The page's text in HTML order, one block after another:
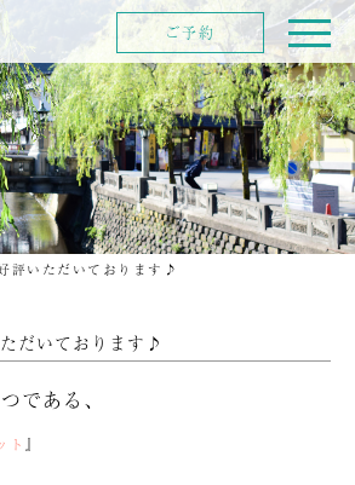
評いただいております♪
だいております♪
である、
ト 』
ご予約